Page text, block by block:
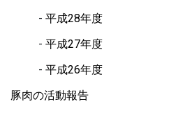
平成28年度
平成27年度
平成26年度
豚肉の活動報告